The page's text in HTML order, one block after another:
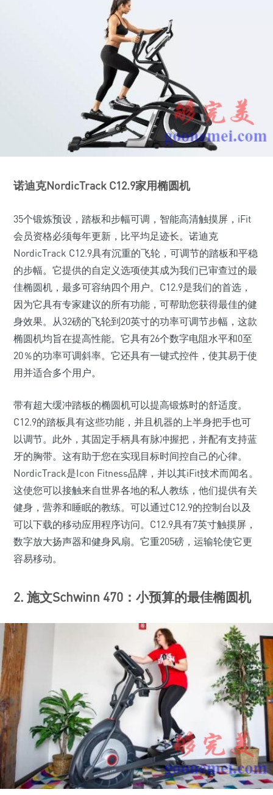
诺迪克NordicTrack C12.9家用椭圆机
35个锻炼预设，踏板和步幅可调，智能高清触摸屏，iFit
会员资格必须每年更新，比平均足迹长。诺迪克
NordicTrack C12.9具有沉重的飞轮，可调节的踏板和平稳
的步幅。它提供的自定义选项使其成为我们已审查过的最
佳椭圆机，最多可容纳四个用户。C12.9是我们的首选，
因为它具有专家建议的所有功能，可帮助您获得最佳的健
身效果。从32磅的飞轮到20英寸的功率可调节步幅，这款
椭圆机均旨在提高性能。它具有26个数字电阻水平和0至
20％的功率可调斜率。它还具有一键式控件，使其易于使
用并适合多个用户。
带有超大缓冲踏板的椭圆机可以提高锻炼时的舒适度。
C12.9的踏板具有这些功能，并且机器的上半身把手也可
以调节。此外，其固定手柄具有脉冲握把，并配有支持蓝
牙的胸带。这有助于您在实现目标时间控自己的心律。
NordicTrack是Icon Fitness品牌，并以其iFit技术而闻名。
这使您可以接触来自世界各地的私人教练，他们提供有关
健身，营养和睡眠的教练。可以通过C12.9的控制台以及
可以下载的移动应用程序访问。C12.9具有7英寸触摸屏，
数字放大扬声器和健身风扇。它重205磅，运输轮使它更
容易移动。
2. 施文Schwinn 470：小预算的最佳椭圆机